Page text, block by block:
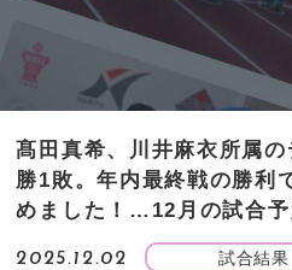
髙田真希、川井麻衣所属
勝1敗。年内最終戦の勝利
めました！…12月の試合予
2025.12.02 試合結果